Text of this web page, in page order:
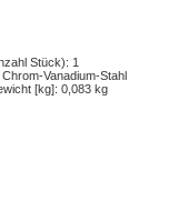
Stück): 1
Chrom-Vanadium-Stahl
[kg]: 0,083 kg